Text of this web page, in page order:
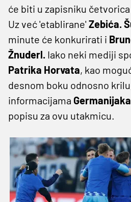
će biti u zapisniku
Uz već 'etablirane' Zebića.
minute će konkurirati i
Žnuderl. Iako neki mediji
Patrika Horvata, kao
desnom boku odnosno
informacijama Germanijaka
popisu za ovu utakmicu.